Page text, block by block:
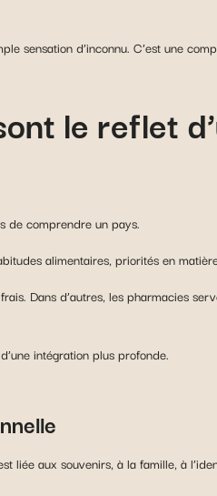
sensation d’inconnu. C’est une
le reflet
de comprendre un pays.
alimentaires, priorités en
Dans d’autres, les pharmacies
intégration plus profonde.
liée aux souvenirs, à la famille, à